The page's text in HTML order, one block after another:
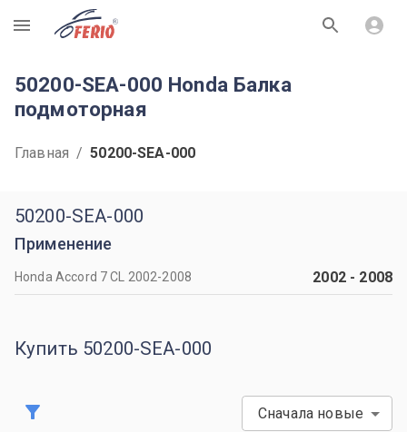
R
50200-SEA-000 Honda Балка
подмоторная
Главная / 50200-SEA-000
50200-SEA-000
Применение
Honda Accord 7 CL 2002-2008 2002- 2008
Купить 50200-SEA-000
Сначала новые